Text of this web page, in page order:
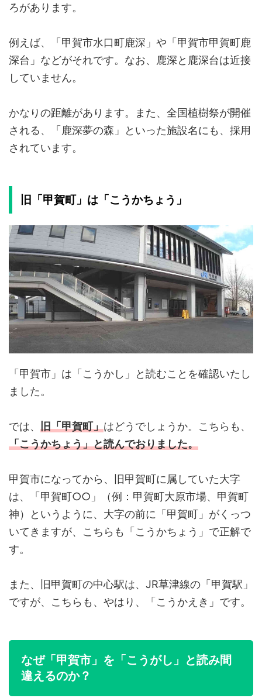
ろがあります。
例えば、「甲賀市水口町鹿深」や「甲賀市甲賀町鹿
深台」などがそれです。なお、鹿深と鹿深台は近接
していません。
かなりの距離があります。また、全国植樹祭が開催
される、「鹿深夢の森」といった施設名にも、採用
されています。
旧「甲賀町」は「こうかちょう」
「甲賀市」は「こうかし」と読むことを確認いたし
ました。
では、 旧「甲賀町」はどうでしょうか。こちらも、
「こうかちょう」と読んでおりました。
甲賀市になってから、旧甲賀町に属していた大字
は、「甲賀町○○」（例：甲賀町大原市場、甲賀町
神）というように、大字の前に「甲賀町」がくっつ
いてきますが、こちらも「こうかちょう」で正解で
す。
また、旧甲賀町の中心駅は、JR草津線の「甲賀駅」
ですが、こちらも、やはり、「こうかえき」です。
なぜ「甲賀市」を「こうがし」と読み間
違えるのか？